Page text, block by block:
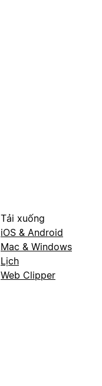
Tải xuống
iOS & Android
Mac & Windows
Lịch
Web Clipper